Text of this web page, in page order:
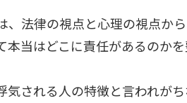
、法律の視点と心理の視点か
本当はどこに責任があるのかを
気される人の特徴と言われが